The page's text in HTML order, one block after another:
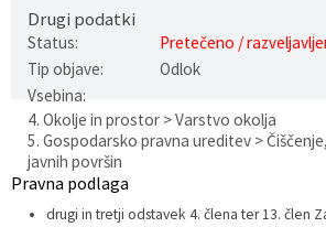
Drugi podatki
Status:
Pretečeno /
Tip objave:
Odlok
Vsebina:
4. Okolje in prostor > Varstvo okolja
5. Gospodarsko pravna ureditev >
javnih površin
Pravna podlaga
drugi in tretji odstavek 4. člena ter 13. člen
Varstvo osebnih podatkov
Katalog informacij javnega značaja
Občinska volilna komisija
Svet za preventivo in vzgojo v cestnem prometu
Viri pomoči za področje duševnega zdravja
En Svet EKO sklad
Varuhov kotiček